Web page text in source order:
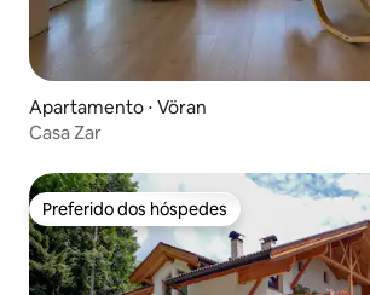
Apartamento ⋅ Vöran
Casa Zar
Preferido dos hóspedes
Preferido dos hóspedes